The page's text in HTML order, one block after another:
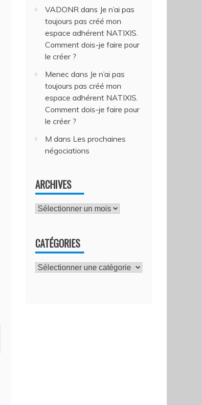
VADONR dans Je n’ai pas
toujours pas créé mon
espace adhérent NATIXIS.
Comment dois-je faire pour
le créer ?
Menec dans Je n’ai pas
toujours pas créé mon
espace adhérent NATIXIS.
Comment dois-je faire pour
le créer ?
M dans Les prochaines
négociations
ARCHIVES
Archives
CATÉGORIES
Catégories